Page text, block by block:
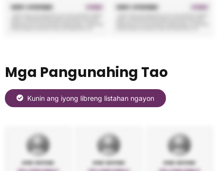
Mga Pangunahing Tao
Kunin ang iyong libreng listahan ngayon